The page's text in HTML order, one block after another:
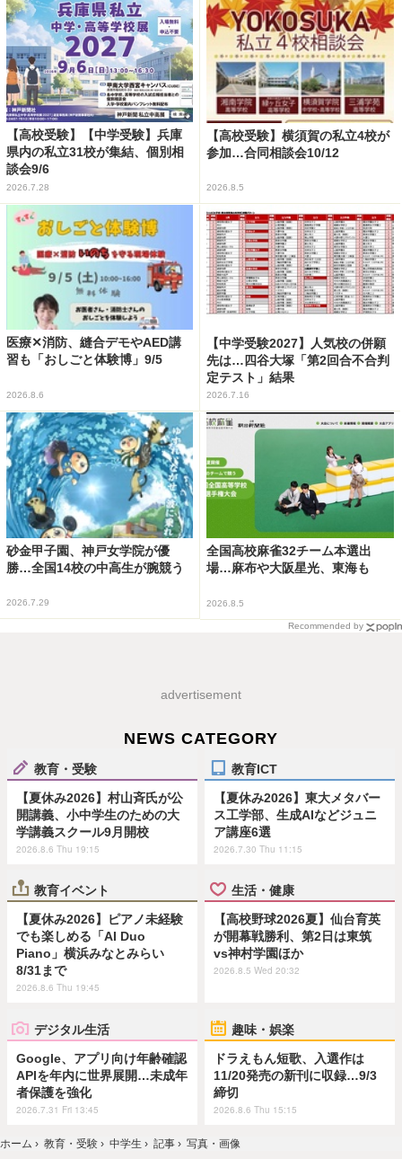
【高校受験】【中学受験】兵庫
県内の私立31校が集結、個別相
談会9/6
2026.7.28
【高校受験】横須賀の私立4校が
参加…合同相談会10/12
2026.8.5
医療✕消防、縫合デモやAED講
習も「おしごと体験博」9/5
2026.8.6
【中学受験2027】人気校の併願
先は…四谷大塚「第2回合不合判
定テスト」結果
2026.7.16
砂金甲子園、神戸女学院が優
勝…全国14校の中高生が腕競う
2026.7.29
全国高校麻雀32チーム本選出
場…麻布や大阪星光、東海も
2026.8.5
Recommended by
advertisement
NEWS CATEGORY
教育・受験
【夏休み2026】村山斉氏が公
開講義、小中学生のための大
学講義スクール9月開校
2026.8.6 Thu 19:15
教育ICT
【夏休み2026】東大メタバー
ス工学部、生成AIなどジュニ
ア講座6選
2026.7.30 Thu 11:15
教育イベント
【夏休み2026】ピアノ未経験
でも楽しめる「AI Duo
Piano」横浜みなとみらい
8/31まで
2026.8.6 Thu 19:45
生活・健康
【高校野球2026夏】仙台育英
が開幕戦勝利、第2日は東筑
vs神村学園ほか
2026.8.5 Wed 20:32
デジタル生活
Google、アプリ向け年齢確認
APIを年内に世界展開…未成年
者保護を強化
2026.7.31 Fri 13:45
趣味・娯楽
ドラえもん短歌、入選作は
11/20発売の新刊に収録…9/3
締切
2026.8.6 Thu 15:15
ホーム › 教育・受験 › 中学生 › 記事 › 写真・画像